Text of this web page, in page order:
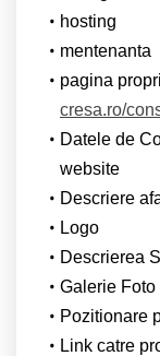
hosting
mentenanta
pagina
cresa.ro/
Datele de
website
Descriere
Logo
Descrierea
Galerie Foto
Pozitionare
Link catre